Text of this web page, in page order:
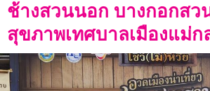
ช้างสวนนอก บางกอกสว
สุขภาพเทศบาลเมืองแม่ก